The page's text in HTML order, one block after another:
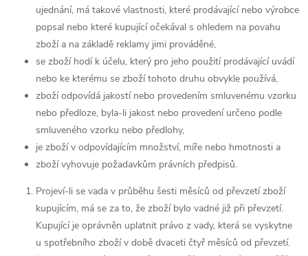
ujednání, má takové vlastnosti, které prodávající nebo výrobce
popsal nebo které kupující očekával s ohledem na povahu
zboží a na základě reklamy jimi prováděné,
se zboží hodí k účelu, který pro jeho použití prodávající uvádí
nebo ke kterému se zboží tohoto druhu obvykle používá,
zboží odpovídá jakostí nebo provedením smluvenému vzorku
nebo předloze, byla-li jakost nebo provedení určeno podle
smluveného vzorku nebo předlohy,
je zboží v odpovídajícím množství, míře nebo hmotnosti a
zboží vyhovuje požadavkům právních předpisů.
Projeví-li se vada v průběhu šesti měsíců od převzetí zboží
kupujícím, má se za to, že zboží bylo vadné již při převzetí.
Kupující je oprávněn uplatnit právo z vady, která se vyskytne
u spotřebního zboží v době dvaceti čtyř měsíců od převzetí.